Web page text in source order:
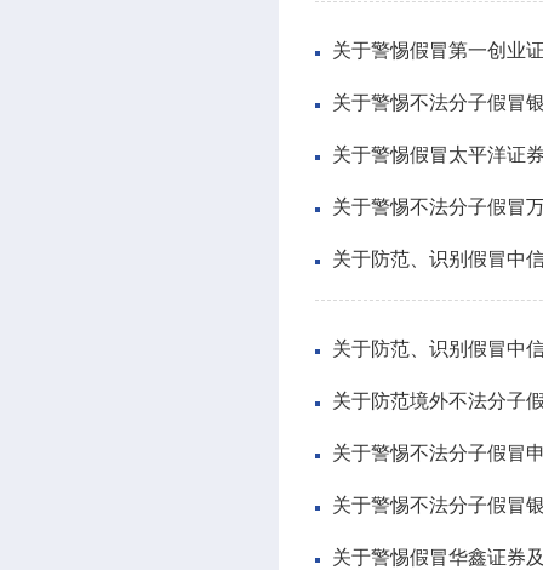
关于警惕假冒第一创业
关于警惕不法分子假冒
关于警惕假冒太平洋证
关于警惕不法分子假冒
关于防范、识别假冒中
关于防范、识别假冒中
关于防范境外不法分子
关于警惕不法分子假冒
关于警惕不法分子假冒
关于警惕假冒华鑫证券